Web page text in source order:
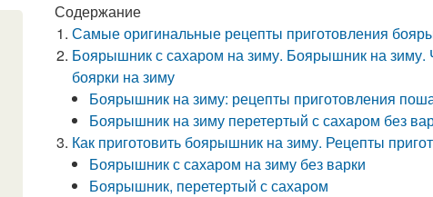
Содержание
Самые оригинальные рецепты приготовления
Боярышник с сахаром на зиму. Боярышник на
боярки на зиму
Боярышник на зиму: рецепты приготовления
Боярышник на зиму перетертый с сахаром без
Как приготовить боярышник на зиму. Рецепты
Боярышник с сахаром на зиму без варки
Боярышник, перетертый с сахаром